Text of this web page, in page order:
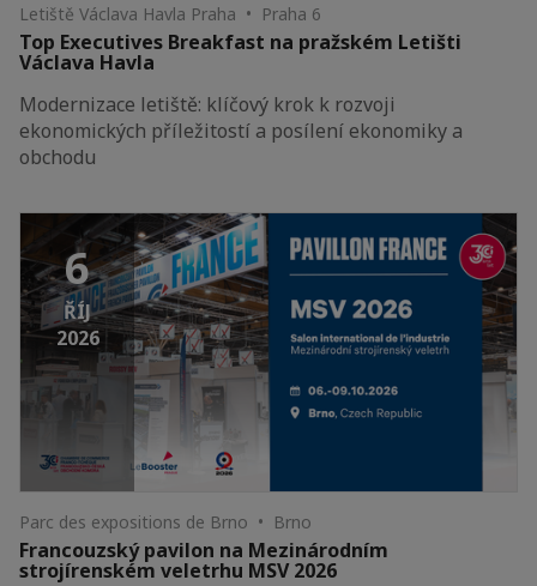
Letiště Václava Havla Praha • Praha 6
Top Executives Breakfast na pražském Letišti
Václava Havla
Modernizace letiště: klíčový krok k rozvoji
ekonomických příležitostí a posílení ekonomiky a
obchodu
6
ŘÍJ
2026
Parc des expositions de Brno • Brno
Francouzský pavilon na Mezinárodním
strojírenském veletrhu MSV 2026